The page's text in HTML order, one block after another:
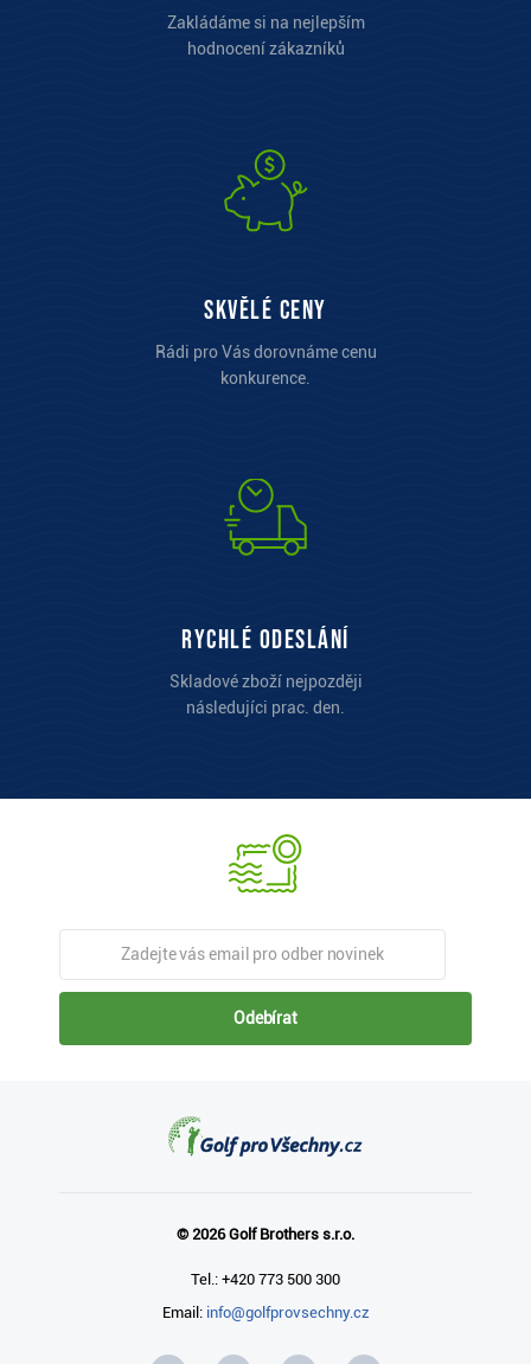
Zakládáme si na nejlepším
hodnocení zákazníků
Skvělé ceny
Rádi pro Vás dorovnáme cenu
konkurence.
Rychlé odeslání
Skladové zboží nejpozději
následujíci prac. den.
Odebírat
© 2026 Golf Brothers s.r.o.
Tel.: +420 773 500 300
Email: info@golfprovsechny.cz